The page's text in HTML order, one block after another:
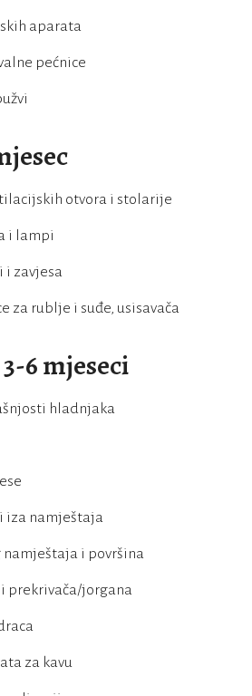
aparata
pećnice
otvora i stolarije
i lampi
i zavjesa
za rublje i suđe, usisavača
6 mjeseci
hladnjaka
iza namještaja
namještaja i površina
prekrivača/jorgana
za kavu